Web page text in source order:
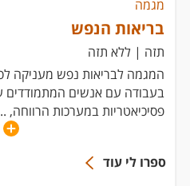
מגמה
בריאות הנפש
תזה | ללא תזה
המגמה לבריאות נפש מעניקה
בעבודה עם אנשים המתמודדים
פסיכיאטריות במערכות הרווחה,
ספרו לי עוד